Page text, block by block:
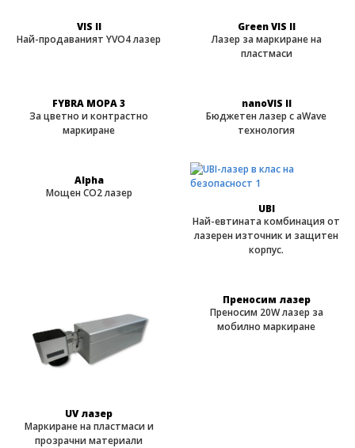
VIS II
Най-продаваният YVO4 лазер
Green VIS II
Лазер за маркиране на
пластмаси
FYBRA MOPA 3
За цветно и контрастно
маркиране
nanoVIS II
Бюджетен лазер с aWave
технология
Alpha
Мощен CO2 лазер
UBI
Най-евтината комбинация от
лазерен източник и защитен
корпус.
UV лазер
Маркиране на пластмаси и
прозрачни материали
Преносим лазер
Преносим 20W лазер за
мобилно маркиране